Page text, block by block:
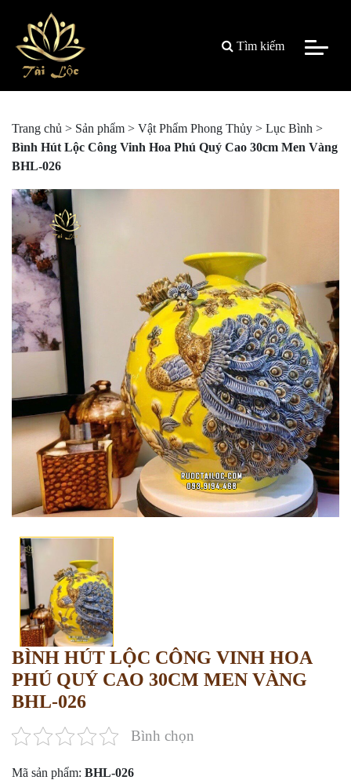
Tìm kiếm
Trang chủ > Sản phẩm > Vật Phẩm Phong Thủy > Lục Bình >
Bình Hút Lộc Công Vinh Hoa Phú Quý Cao 30cm Men Vàng
BHL-026
BÌNH HÚT LỘC CÔNG VINH HOA
PHÚ QUÝ CAO 30CM MEN VÀNG
BHL-026
Bình chọn
Mã sản phẩm: BHL-026